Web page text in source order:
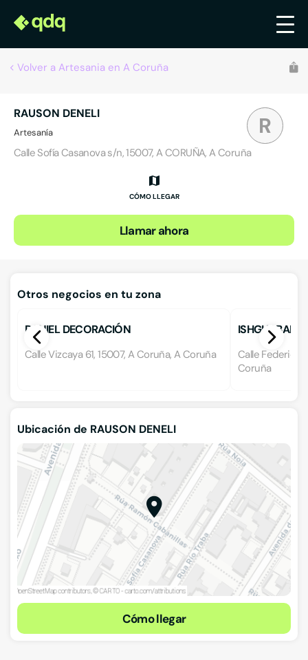
Volver a Artesania en A Coruña
R
RAUSON DENELI
Artesanía
Calle Sofía Casanova s/n, 15007, A CORUÑA, A Coruña
CÓMO LLEGAR
Llamar ahora
Otros negocios en tu zona
DANIEL DECORACIÓN
Calle Vizcaya 61, 15007, A Coruña, A Coruña
ISHGHABAD
Calle Federico
Coruña
Ubicación de RAUSON DENELI
Cómo llegar